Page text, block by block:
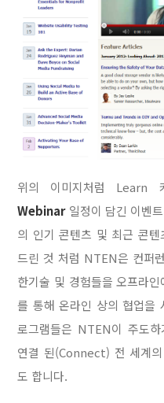
위의 이미지처럼 Learn
Webinar일정이 담긴 이벤
의 인기 콘텐츠 및 최근 콘
드린 것 처럼 NTEN은 컨퍼
한기술 및 경험들을 오프라
를 통해 온라인 상의 협업을
로그램들은 NTEN이 주도
연결 된(Connect) 전 세계
도 합니다.